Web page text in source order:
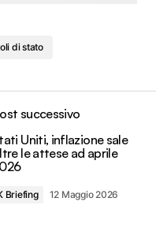
di stato
successivo
Uniti, inflazione sale
le attese ad aprile
Briefing 12 Maggio 2026